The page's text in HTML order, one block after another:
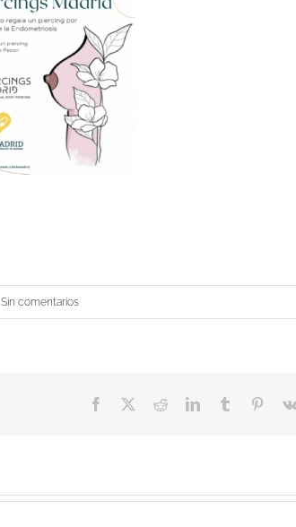
Sin comentarios
Facebook RedditLinkedInTumblr